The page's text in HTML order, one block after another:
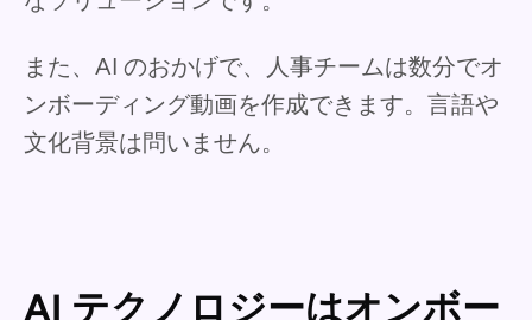
また、AI のおかげで、人事チームは数分でオ
ンボーディング動画を作成できます。言語や
文化背景は問いません。
AI テクノロジーはオンボー